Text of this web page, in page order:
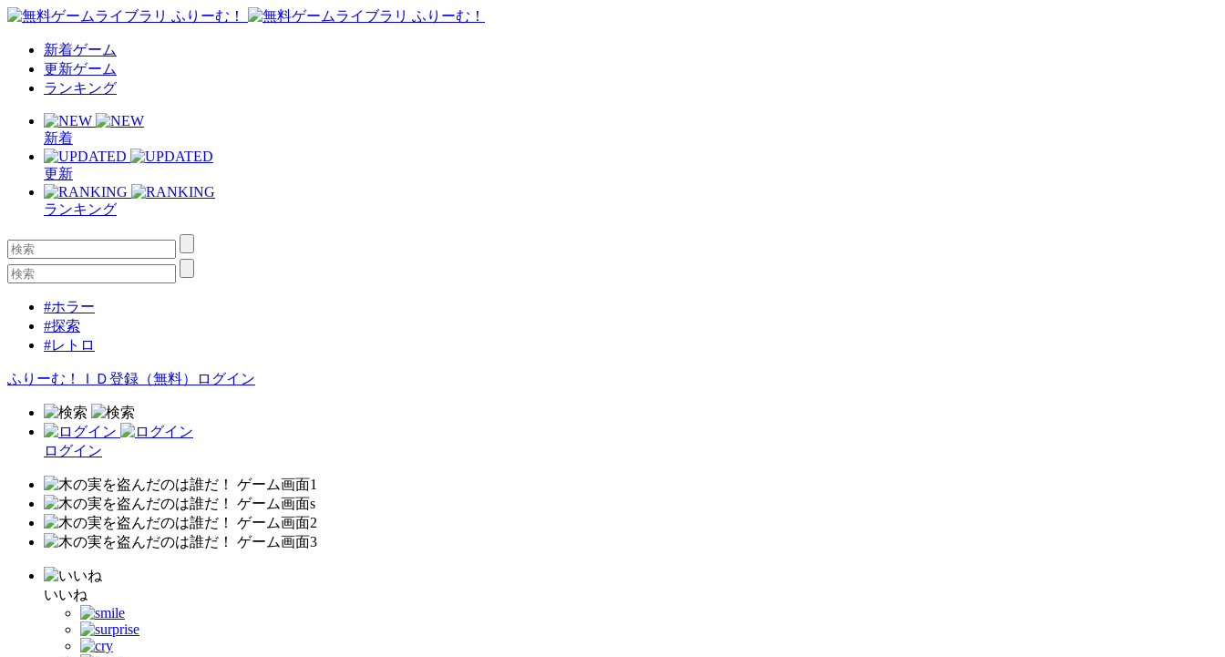
新着ゲーム
更新ゲーム
ランキング
新着
更新
ランキング
#ホラー
#探索
#レトロ
ふりーむ！ＩＤ登録（無料） ログイン
ログイン
いいね